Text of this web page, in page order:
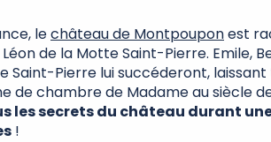
lechâteau de Montpouponest
de la Motte Saint-Pierre. Emile,
Saint-Pierre lui succéderont, laissant
de chambre de Madame au siècle
les secrets du château durant
!